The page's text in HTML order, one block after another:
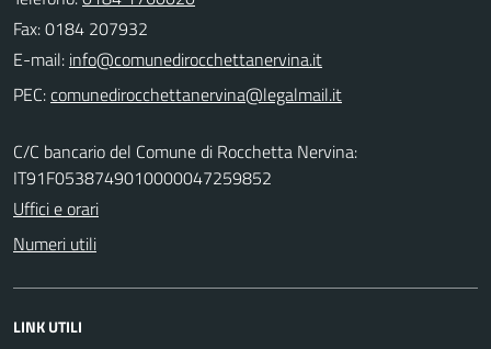
Fax: 0184 207932
E-mail:
PEC:
C/C bancario del Comune di Rocchetta Nervina:
IT91F0538749010000047259852
Uffici e orari
Numeri utili
LINK UTILI